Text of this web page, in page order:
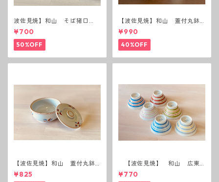
波佐見焼】和山 そば猪口
（十草）
¥700
50%OFF
【波佐見焼】和山 蓋付丸鉢
(唐辛子)
¥990
40%OFF
【波佐見焼】和山 蓋付丸鉢
(花絵)
¥825
【波佐見焼】 和山 広東
碗 二色ボーダー 全6パター
ン
¥770